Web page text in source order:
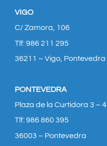
VIGO
C/ Zamora, 106
Tlf: 986 211 295
36211 – Vigo, Pontevedra
PONTEVEDRA
Plaza de la Curtidora 3 – 4
Tlf: 986 860 395
36003 – Pontevedra